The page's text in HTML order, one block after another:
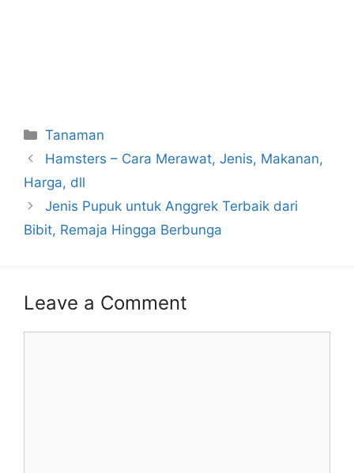
Categories
Tanaman
Hamsters – Cara Merawat, Jenis, Makanan,
Harga, dll
Jenis Pupuk untuk Anggrek Terbaik dari
Bibit, Remaja Hingga Berbunga
Leave a Comment